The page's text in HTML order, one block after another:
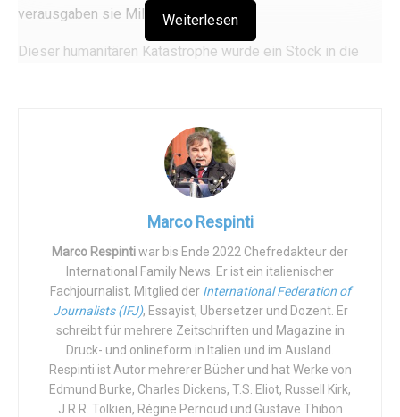
verausgaben sie Milliarden.
Dieser humanitären Katastrophe wurde ein Stock in die
. Das sind mehr als 130 Mio. Pfund
Steuergelder, die nicht für den Mord an Ungeborenen
Es ist ein direkter Schlag gegen die Abtreibungsindustrie.
Nicht zuletzt deshalb, weil Großbritannien seit jeher der
größte Geber für dieUNFPA Supplies Partnershipist, den
2008 gegründeten „Arm“ des Bevölkerungsfonds der
Vereinten Nationen, der sich um die materielle und
fröhliche Beschaffung und sozialistische Umverteilung
des Handwerkszeugs kümmert: Verhütungsmittel und
Abtreibungsmittel.
Weiterlesen
Marco Respinti
Marco Respintiwar bis Ende 2022 Chefredakteur der
International Family News. Er ist ein italienischer
Fachjournalist, Mitglied der International Federation of
Journalists (IFJ), Essayist, Übersetzer und Dozent. Er
schreibt für mehrere Zeitschriften und Magazine in
Druck- und onlineform in Italien und im Ausland.
Respinti ist Autor mehrerer Bücher und hat Werke von
Edmund Burke, Charles Dickens, T.S. Eliot, Russell Kirk,
J.R.R. Tolkien, Régine Pernoud und Gustave Thibon